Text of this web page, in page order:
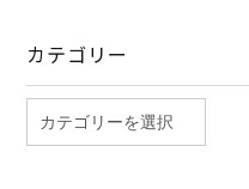
カテゴリー